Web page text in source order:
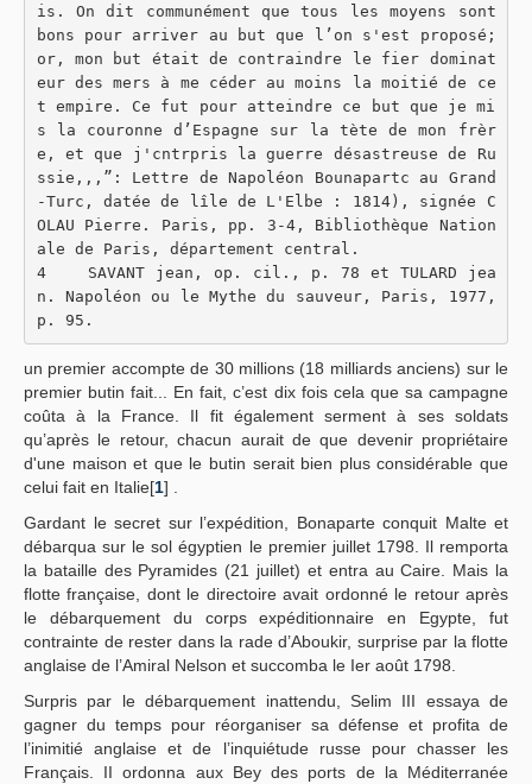
is. On dit communément que tous les moyens sont
bons pour arriver au but que l’on s'est proposé;
or, mon but était de contraindre le fier dominat
eur des mers à me céder au moins la moitié de ce
t empire. Ce fut pour atteindre ce but que je mi
s la couronne d’Espagne sur la tète de mon frèr
e, et que j'cntrpris la guerre désastreuse de Ru
ssie,,,”: Lettre de Napoléon Bounapartc au Grand
-Turc, datée de lîle de L'Elbe : 1814), signée C
OLAU Pierre. Paris, pp. 3-4, Bibliothèque Nation
ale de Paris, département central.
4    SAVANT jean, op. cil., p. 78 et TULARD jea
n. Napoléon ou le Mythe du sauveur, Paris, 1977,
p. 95.
un premier accompte de 30 millions (18 milliards anciens) sur le
premier butin fait... En fait, c’est dix fois cela que sa campagne
coûta à la France. Il fit également serment à ses soldats
qu’après le retour, chacun aurait de que devenir propriétaire
d'une maison et que le butin serait bien plus considérable que
celui fait en Italie[1] .
Gardant le secret sur l’expédition, Bonaparte conquit Malte et
débarqua sur le sol égyptien le premier juillet 1798. Il remporta
la bataille des Pyramides (21 juillet) et entra au Caire. Mais la
flotte française, dont le directoire avait ordonné le retour après
le débarquement du corps expéditionnaire en Egypte, fut
contrainte de rester dans la rade d’Aboukir, surprise par la flotte
anglaise de l’Amiral Nelson et succomba le Ier août 1798.
Surpris par le débarquement inattendu, Selim III essaya de
gagner du temps pour réorganiser sa défense et profita de
l’inimitié anglaise et de l’inquiétude russe pour chasser les
Français. II ordonna aux Bey des ports de la Méditerranée